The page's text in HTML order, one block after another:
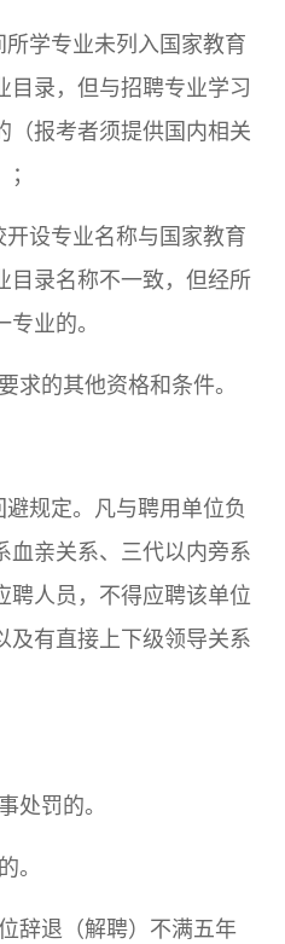
学专业未列入国家教育
目录，但与招聘专业学习
（报考者须提供国内相关
设专业名称与国家教育
目录名称不一致，但经所
业的。
求的其他资格和条件。
规定。凡与聘用单位负
血亲关系、三代以内旁系
聘人员，不得应聘该单位
及有直接上下级领导关系
处罚的。
。
辞退（解聘）不满五年